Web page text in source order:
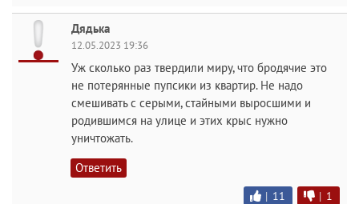
Дядька
12.05.2023 19:36
Уж сколько раз твердили миру, что бродячие это
не потерянные пупсики из квартир. Не надо
смешивать с серыми, стайными выросшими и
родившимся на улице и этих крыс нужно
уничтожать.
Ответить
| 11 | 1